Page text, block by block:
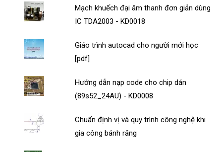
Mạch khuếch đại âm thanh đơn giản dùng
IC TDA2003 - KD0018
Giáo trình autocad cho người mới học
[pdf]
Hướng dẫn nạp code cho chip dán
(89s52_24AU) - KD0008
Chuẩn định vị và quy trình công nghệ khi
gia công bánh răng